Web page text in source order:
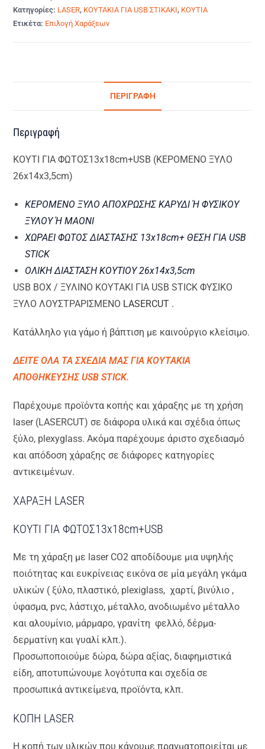
Κατηγορίες: LASER, ΚΟΥΤΑΚΙΑ ΓΙΑ USB ΣΤΙΚΑΚΙ, ΚΟΥΤΙΑ
Ετικέτα: Επιλογή Χαράξεων
ΠΕΡΙΓΡΑΦΉ
Περιγραφή
ΚΟΥΤΙ ΓΙΑ ΦΩΤΟΣ13x18cm+USB (ΚΕΡΟΜΕΝΟ ΞΥΛΟ
26x14x3,5cm)
ΚΕΡΟΜΕΝΟ ΞΥΛΟ ΑΠΟΧΡΩΣΗΣ ΚΑΡΥΔΙ Ή ΦΥΣΙΚΟΥ
ΞΥΛΟΥ Ή ΜΑΟΝΙ
ΧΩΡΑΕΙ ΦΩΤΟΣ ΔΙΑΣΤΑΣΗΣ 13x18cm+ ΘΕΣΗ ΓΙΑ USB
STICK
ΟΛΙΚΗ ΔΙΑΣΤΑΣΗ ΚΟΥΤΙΟΥ 26x14x3,5cm
USB BOX / ΞΥΛΙΝΟ ΚΟΥΤΑΚΙ ΓΙΑ USB STICK ΦΥΣΙΚΟ
ΞΥΛΟ ΛΟΥΣΤΡΑΡΙΣΜΕΝΟ LASERCUT .
Κατάλληλο για γάμο ή βάπτιση με καινούργιο κλείσιμο.
ΔΕΙΤΕ ΟΛΑ ΤΑ ΣΧΕΔΙΑ ΜΑΣ ΓΙΑ ΚΟΥΤΑΚΙΑ
ΑΠΟΘΗΚΕΥΣΗΣ USB STICK.
Παρέχουμε προϊόντα κοπής και χάραξης με τη χρήση
laser (LASERCUT) σε διάφορα υλικά και σχέδια όπως
ξύλο, plexyglass. Ακόμα παρέχουμε άριστο σχεδιασμό
και απόδοση χάραξης σε διάφορες κατηγορίες
αντικειμένων.
ΧΑΡΑΞΗ LASER
ΚΟΥΤΙ ΓΙΑ ΦΩΤΟΣ13x18cm+USB
Με τη χάραξη με laser CO2 αποδίδουμε μια υψηλής
ποιότητας και ευκρίνειας εικόνα σε μία μεγάλη γκάμα
υλικών ( ξύλο, πλαστικό, plexiglass, χαρτί, βινύλιο ,
ύφασμα, pvc, λάστιχο, μέταλλο, ανοδιωμένο μέταλλο
και αλουμίνιο, μάρμαρο, γρανίτη φελλό, δέρμα-
δερματίνη και γυαλί κλπ.).
Προσωποποιούμε δώρα, δώρα αξίας, διαφημιστικά
είδη, αποτυπώνουμε λογότυπα και σχεδία σε
προσωπικά αντικείμενα, προϊόντα, κλπ.
ΚΟΠΗ LASER
Η κοπή των υλικών που κάνουμε πραγματοποιείται με